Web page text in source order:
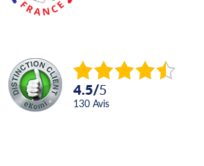
4.5/5
130 avis